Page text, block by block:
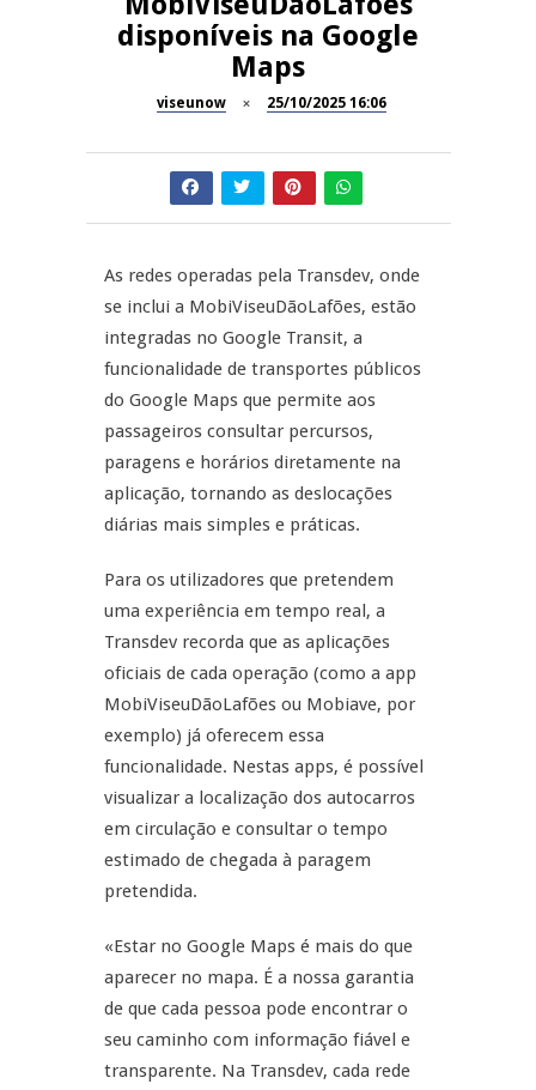
Inauguração Loja do Cidadão
Barrelas Summer Fest em Vila
Now Opinião – Carolina
Almeida: Documentários de
Tauromaquia na RTP
Feira das Atividades
Económicas de Aguiar da Beira
A Juiz Esclarece – Medidas a
executar no meio natural de
vida
disponíveis na Google
Maps
viseunow 25/10/2025 16:06
As redes operadas pela Transdev, onde
se inclui a MobiViseuDãoLafões, estão
integradas no Google Transit, a
funcionalidade de transportes públicos
do Google Maps que permite aos
passageiros consultar percursos,
paragens e horários diretamente na
aplicação, tornando as deslocações
diárias mais simples e práticas.
Para os utilizadores que pretendem
uma experiência em tempo real, a
Transdev recorda que as aplicações
oficiais de cada operação (como a app
MobiViseuDãoLafões ou Mobiave, por
exemplo) já oferecem essa
funcionalidade. Nestas apps, é possível
visualizar a localização dos autocarros
em circulação e consultar o tempo
estimado de chegada à paragem
pretendida.
«Estar no Google Maps é mais do que
aparecer no mapa. É a nossa garantia
de que cada pessoa pode encontrar o
seu caminho com informação fiável e
transparente. Na Transdev, cada rede